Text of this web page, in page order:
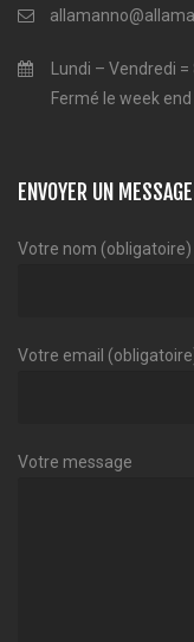
Lundi – Vendredi
Fermé le week end
ENVOYER UN MESSAGE
Votre nom (obligatoire)
Votre email
Votre message